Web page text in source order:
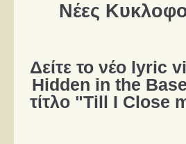
Ραπόρτο
Θέατρο
Συνεντεύξεις
Νέες
Δείτε το νέο lyric
Hidden in the
τίτλο "Till I Close